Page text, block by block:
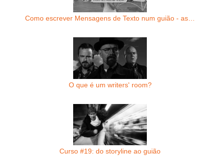
Como escrever Mensagens de Texto num guião - as…
O que é um writers' room?
Curso #19: do storyline ao guião